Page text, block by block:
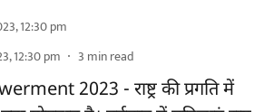
12:30 pm
12:30 pm 3 min read
2023 - राष्ट्र की प्रगति में